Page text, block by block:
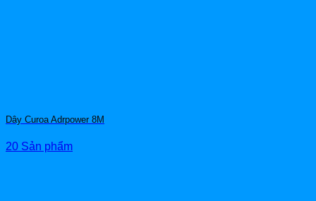
Dây Curoa Adrpower 8M
20 Sản phẩm